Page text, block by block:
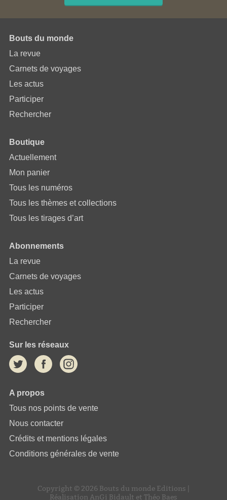
Bouts du monde
La revue
Carnets de voyages
Les actus
Participer
Rechercher
Boutique
Actuellement
Mon panier
Tous les numéros
Tous les thèmes et collections
Tous les tirages d’art
Abonnements
La revue
Carnets de voyages
Les actus
Participer
Rechercher
Sur les réseaux
A propos
Tous nos points de vente
Nous contacter
Crédits et mentions légales
Conditions générales de vente
Copyright © 2026 Bouts du monde Editions |
RéalisationAnGi Bidault et Théo Baes